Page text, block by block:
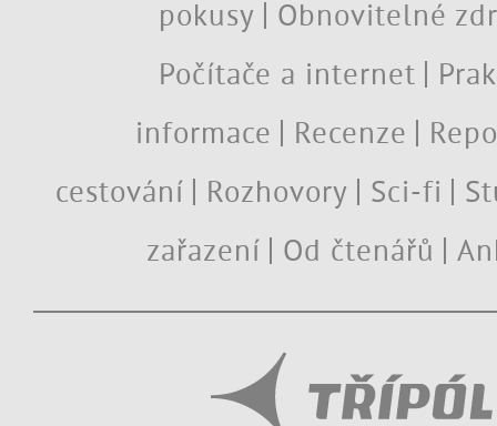
pokusy
Obnovitelné
Počítače a internet
informace
Recenze
cestování
Rozhovory Sci-fi
zařazení
Od čtenářů